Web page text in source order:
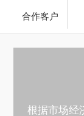
合作客户
根据市场经